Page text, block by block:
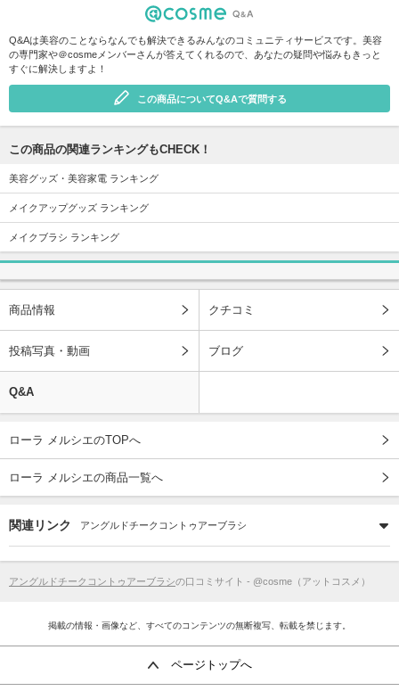
Q&Aは美容のことならなんでも解決できるみんなのコミュニティサービスです。美容
の専門家や＠cosmeメンバーさんが答えてくれるので、あなたの疑問や悩みもきっと
すぐに解決しますよ！
この商品についてQ&Aで質問する
この商品の関連ランキングもCHECK！
美容グッズ・美容家電 ランキング
メイクアップグッズ ランキング
メイクブラシ ランキング
商品情報 クチコミ
投稿写真・動画 ブログ
Q&A
ローラ メルシエのTOPへ
ローラ メルシエの商品一覧へ
関連リンク アングルドチークコントゥアーブラシ
アングルドチークコントゥアーブラシの口コミサイト - @cosme（アットコスメ）
掲載の情報・画像など、すべてのコンテンツの無断複写、転載を禁じます。
ページトップへ